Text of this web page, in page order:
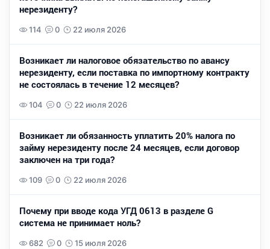
нерезиденту?
114 0 22 июля 2026
Возникает ли налоговое обязательство по авансу
нерезиденту, если поставка по импортному контракту
не состоялась в течение 12 месяцев?
104 0 22 июля 2026
Возникает ли обязанность уплатить 20% налога по
займу нерезиденту после 24 месяцев, если договор
заключен на три года?
109 0 22 июля 2026
Почему при вводе кода УГД 0613 в разделе G
система не принимает ноль?
682 0 15 июля 2026